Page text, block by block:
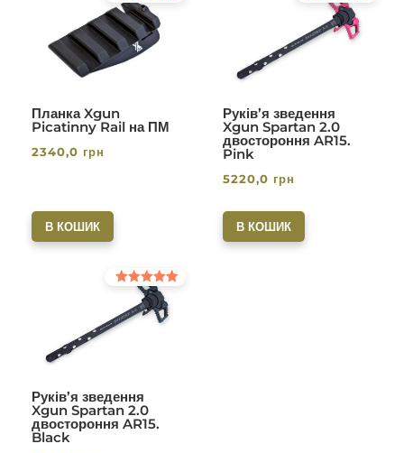
Планка Xgun
Picatinny Rail на ПМ
Оцінено в
5.00
з 5
2340,0 грн
В КОШИК
Руків’я зведення
Xgun Spartan 2.0
двостороння AR15.
Pink
Оцінено в
з 5
5220,0 грн
В КОШИК
Руків’я зведення
Xgun Spartan 2.0
двостороння AR15.
Black
Оцінено в
з 5